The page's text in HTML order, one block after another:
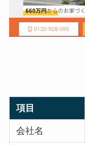
項目
会社名